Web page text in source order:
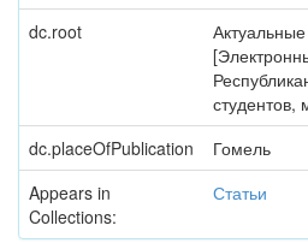
dc.root
студентов,
dc.placeOfPublication
Гомель
Appears in
Collections:
Статьи